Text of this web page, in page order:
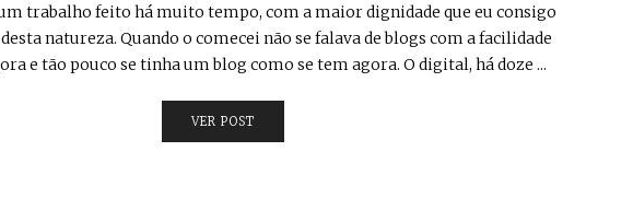
um trabalho feito há muito tempo, com a maior dignidade que eu consigo
natureza. Quando o comecei não se falava de blogs com a facilidade
e tão pouco se tinha um blog como se tem agora. O digital, há doze ...
VER POST